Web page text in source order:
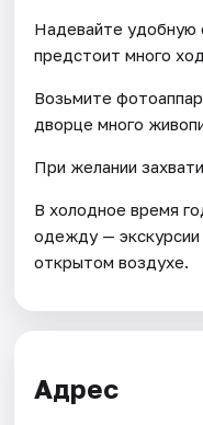
Надевайте удобную
предстоит много
Возьмите
дворце много
При желании
В холодное время
одежду — экскурсии
открытом воздухе.
Адрес